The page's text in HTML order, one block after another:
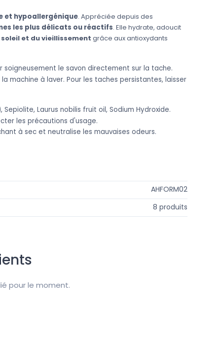
et hypoallergénique. Appréciée depuis des
les plus délicats ou réactifs. Elle hydrate, adoucit
et du vieillissement grâce aux antioxydants
le savon directement sur la tache.
machine à laver. Pour les taches persistantes, laisser
Laurus nobilis fruit oil, Sodium Hydroxide.
les précautions d'usage.
à sec et neutralise les mauvaises odeurs.
AHFORM02
8 produits
pour le moment.